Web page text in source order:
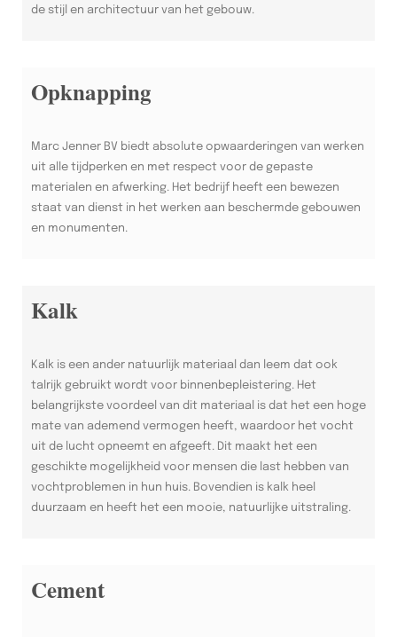
de stijl en architectuur van het gebouw.
Opknapping
Marc Jenner BV biedt absolute opwaarderingen van werken
uit alle tijdperken en met respect voor de gepaste
materialen en afwerking. Het bedrijf heeft een bewezen
staat van dienst in het werken aan beschermde gebouwen
en monumenten.
Kalk
Kalk is een ander natuurlijk materiaal dan leem dat ook
talrijk gebruikt wordt voor binnenbepleistering. Het
belangrijkste voordeel van dit materiaal is dat het een hoge
mate van ademend vermogen heeft, waardoor het vocht
uit de lucht opneemt en afgeeft. Dit maakt het een
geschikte mogelijkheid voor mensen die last hebben van
vochtproblemen in hun huis. Bovendien is kalk heel
duurzaam en heeft het een mooie, natuurlijke uitstraling.
Cement